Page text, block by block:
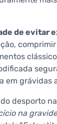
de evitar
em grávidas
desporto
na